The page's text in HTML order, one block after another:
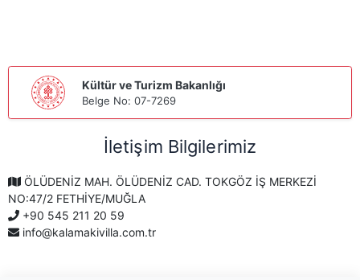
Kültür ve Turizm Bakanlığı
Belge No: 07-7269
İletişim Bilgilerimiz
ÖLÜDENİZ MAH. ÖLÜDENİZ CAD. TOKGÖZ İŞ MERKEZİ
NO:47/2 FETHİYE/MUĞLA
+90 545 211 20 59
info@kalamakivilla.com.tr